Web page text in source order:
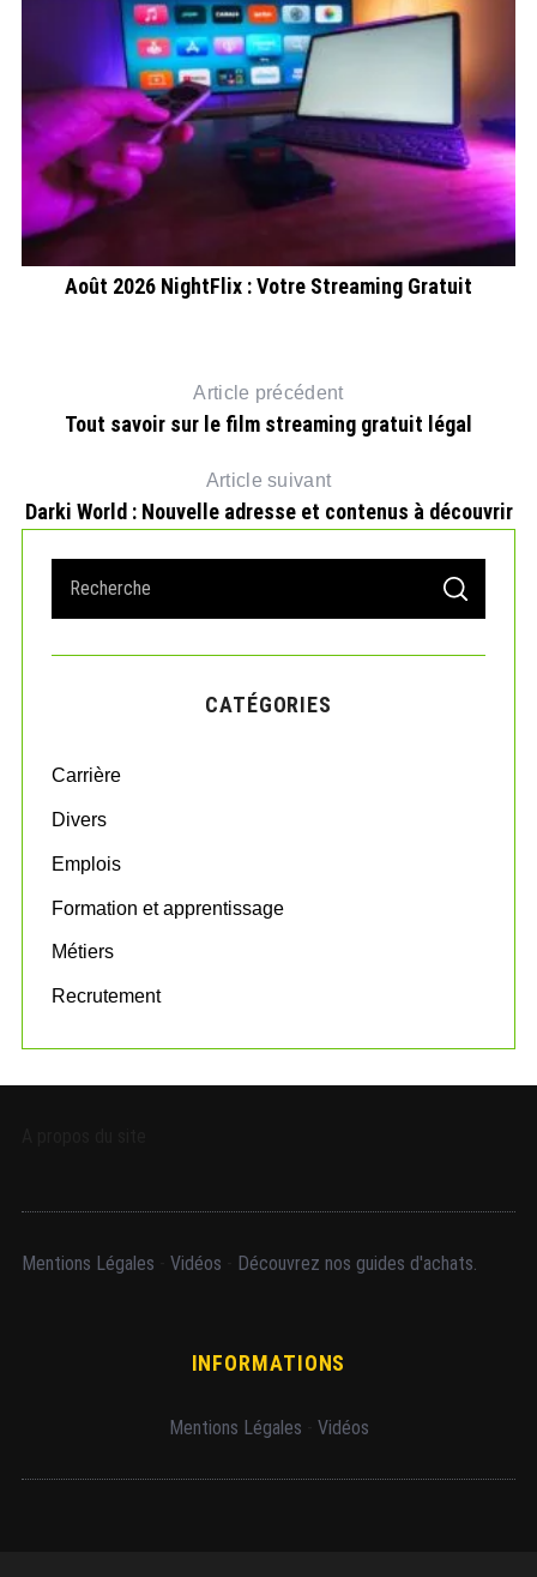
Août 2026 NightFlix : Votre Streaming Gratuit
Article précédent
Tout savoir sur le film streaming gratuit légal
Article suivant
Darki World : Nouvelle adresse et contenus à découvrir
a
r
o
:
S
A
C
CATÉGORIES
Carrière
Divers
Emplois
Formation et apprentissage
Métiers
Recrutement
Mentions Légales Vidéos Découvrez nos guides d'achats.
INFORMATIONS
Mentions Légales Vidéos